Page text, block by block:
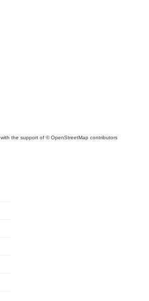
with the support of © OpenStreetMap contributors